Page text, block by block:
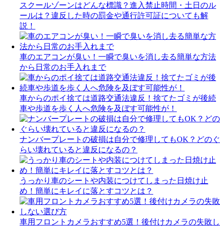
スクールゾーンはどんな標識？進入禁止時間・土日のル
ールは？違反した時の罰金や通行許可証についても解
説！
車のエアコンが臭い！一瞬で臭いを消し去る簡単な方法
から日常のお手入れまで
車からのポイ捨ては道路交通法違反！捨てたゴミが後続
車や歩道を歩く人へ危険を及ぼす可能性が！
ナンバープレートの破損は自分で修理してもOK？どのぐ
らい壊れていると違反になるの？
うっかり車のシートや内装につけてしまった日焼け止
め！簡単にキレイに落とすコツとは？
車用フロントカメラおすすめ5選！後付けカメラの失敗し